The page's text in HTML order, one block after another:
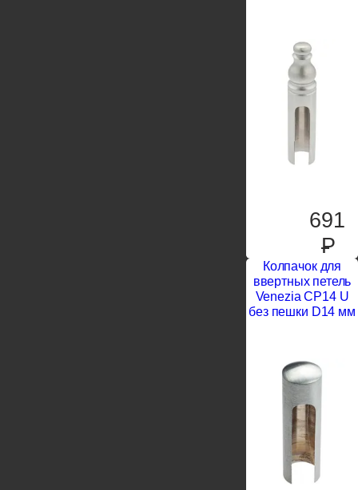
691
P
Колпачок для
ввертных петель
Venezia CP14 U
без пешки D14 мм